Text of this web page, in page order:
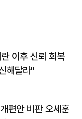
이후 신뢰 회복
해달라"
편안 비판 오세훈